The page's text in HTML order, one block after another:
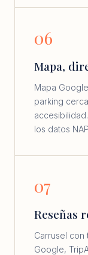
06
Mapa,
Mapa
parking
los datos
07
Reseñas
Carrusel con
Google,